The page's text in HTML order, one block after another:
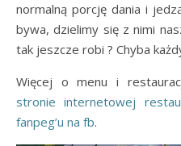
normalną porcję dania i
bywa, dzielimy się z nimi
tak jeszcze robi ? Chyba
Więcej o menu i
stronie internetowej
fanpeg’u na fb.